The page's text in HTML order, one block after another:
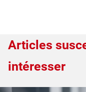
Articles
intéresser